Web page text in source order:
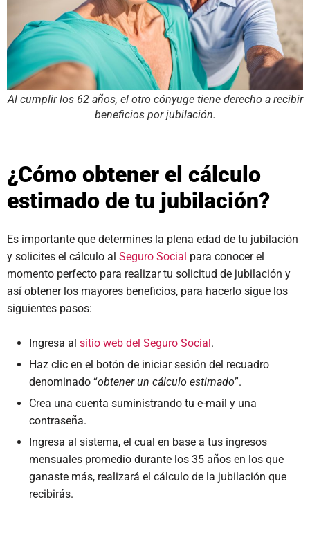
Al cumplir los 62 años, el otro cónyuge tiene derecho a recibir
beneficios por jubilación.
¿Cómo obtener el cálculo
estimado de tu jubilación?
Es importante que determines la plena edad de tu jubilación
y solicites el cálculo al Seguro Social para conocer el
momento perfecto para realizar tu solicitud de jubilación y
así obtener los mayores beneficios, para hacerlo sigue los
siguientes pasos:
Ingresa al sitio web del Seguro Social.
Haz clic en el botón de iniciar sesión del recuadro
denominado “obtener un cálculo estimado”.
Crea una cuenta suministrando tu e-mail y una
contraseña.
Ingresa al sistema, el cual en base a tus ingresos
mensuales promedio durante los 35 años en los que
ganaste más, realizará el cálculo de la jubilación que
recibirás.